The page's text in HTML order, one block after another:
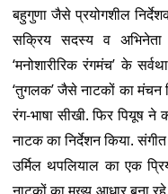
बहुगुणा जैसे प्रयोगशील
सक्रिय सदस्य व अभिनेता
‘मनोशारीरिक रंगमंच’ के
‘तुगलक’ जैसे नाटकों का मंचन
रंग-भाषा सीखी. फिर पियूष ने
नाटक का निर्देशन किया.
उर्मिल थपलियाल का एक
नाटकों का मुख्य आधार बना रहे